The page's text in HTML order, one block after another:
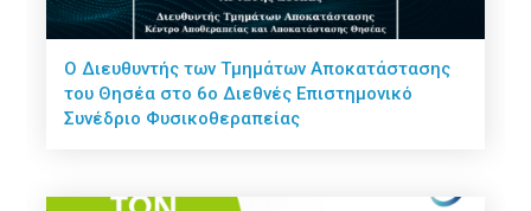
Ο Διευθυντής των Τμημάτων Αποκατάστασης
του Θησέα στο 6ο Διεθνές Επιστημονικό
Συνέδριο Φυσικοθεραπείας